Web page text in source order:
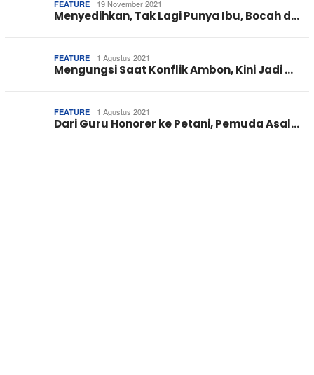
FEATURE 19 November 2021
Menyedihkan, Tak Lagi Punya Ibu, Bocah d…
FEATURE 1 Agustus 2021
Mengungsi Saat Konflik Ambon, Kini Jadi …
FEATURE 1 Agustus 2021
Dari Guru Honorer ke Petani, Pemuda Asal…